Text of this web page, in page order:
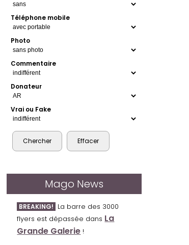
Téléphone mobile
Photo
Commentaire
Donateur
Vrai ou Fake
Mago News
BREAKING! La barre des 3000
flyers est dépassée dans La
Grande Galerie !